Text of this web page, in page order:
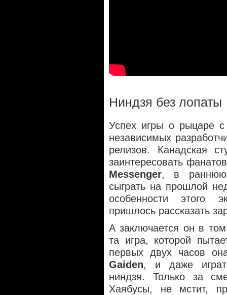
Ниндзя без лопаты
Успех игры о рыцаре с
независимых
релизов. Канадская
заинтересовать
Messenger, в раннюю
сыграть на прошлой
особенности этого
пришлось рассказать
А заключается он в
та игра, которой
первых двух часов
Gaiden, и даже
ниндзя. Только за
Хаябусы, не мстит,